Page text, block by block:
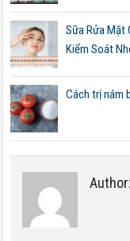
Sữa Rửa Mặt
Kiểm Soát
Cách trị nám